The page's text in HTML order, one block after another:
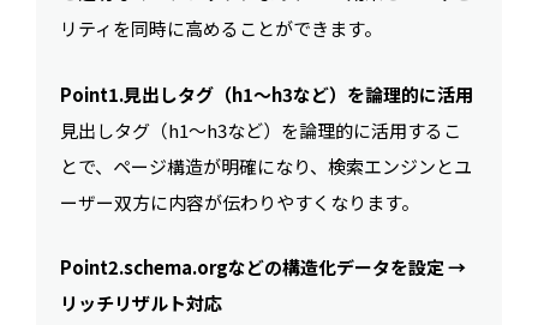
リティを同時に高めることができます。
Point1.見出しタグ（h1〜h3など）を論理的に活用
見出しタグ（h1〜h3など）を論理的に活用するこ
とで、ページ構造が明確になり、検索エンジンとユ
ーザー双方に内容が伝わりやすくなります。
Point2.schema.orgなどの構造化データを設定 →
リッチリザルト対応